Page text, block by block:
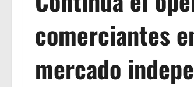
comerciantes
mercado